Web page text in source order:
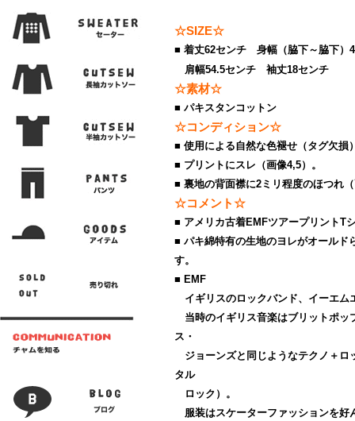
☆SIZE☆
■ 着丈62センチ 身幅（脇下～脇下）
肩幅54.5センチ 袖丈18センチ
☆素材☆
■ パキスタンコットン
☆コンディション☆
■ 使用による自然な色褪せ（タグ欠損
■ プリントにスレ（画像4,5）。
■ 裏地の背面襟に2ミリ程度のほつれ
☆コメント☆
■ アメリカ古着EMFツアープリントT
■ パキ綿特有の生地のヨレがオールド
す。
■ EMF
イギリスのロックバンド、イーエム
当時のイギリス音楽はブリットポッ
ス・
ジョーンズと同じようなテクノ＋ロ
タル
ロック）。
服装はスケーターファッションを好